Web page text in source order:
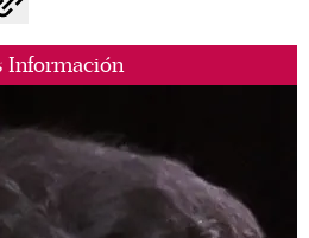
Información